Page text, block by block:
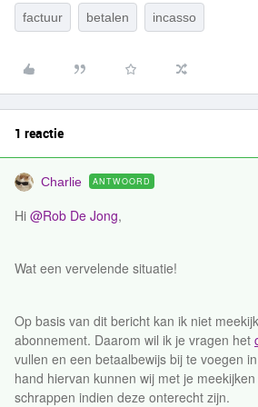
factuur betalen incasso
1 reactie
Charlie ANTWOORD
Hi @Rob De Jong,
Wat een vervelende situatie!
Op basis van dit bericht kan ik niet
abonnement. Daarom wil ik je vragen het
vullen en een betaalbewijs bij te voegen
hand hiervan kunnen wij met je
schrappen indien deze onterecht zijn.